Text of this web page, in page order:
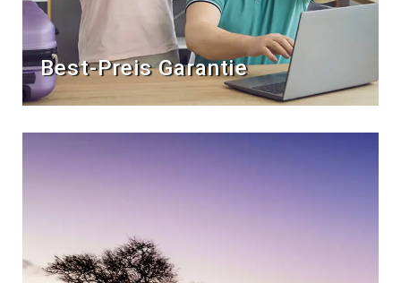
Best-Preis Garantie